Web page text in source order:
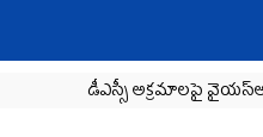
డీఎస్సీ అక్రమాలపై వైయ‌స్ఆర్‌సీపీ